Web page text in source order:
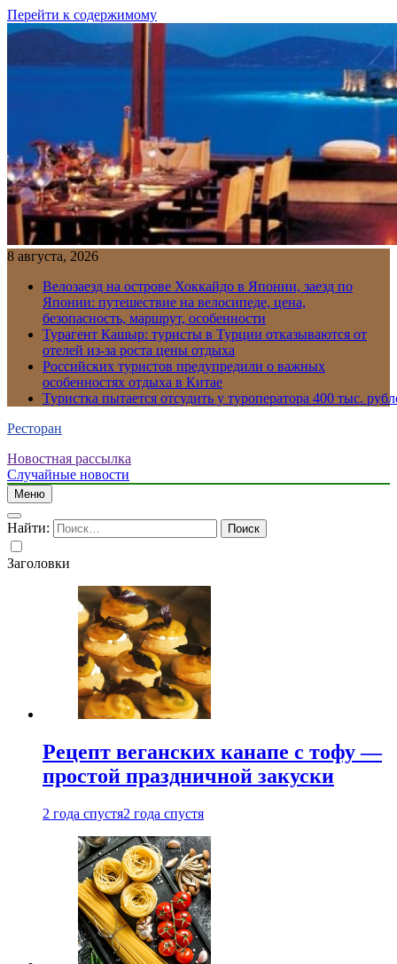
Перейти к содержимому
8 августа, 2026
Велозаезд на острове Хоккайдо в Японии, заезд по
Японии: путешествие на велосипеде, цена,
безопасность, маршрут, особенности
Турагент Кашыр: туристы в Турции отказываются от
отелей из-за роста цены отдыха
Российских туристов предупредили о важных
особенностях отдыха в Китае
Туристка пытается отсудить у туроператора 400 тыс.
Ресторан
Новостная рассылка
Случайные новости
Меню
Найти:
Заголовки
Рецепт веганских канапе с тофу —
простой праздничной закуски
2 года спустя2 года спустя